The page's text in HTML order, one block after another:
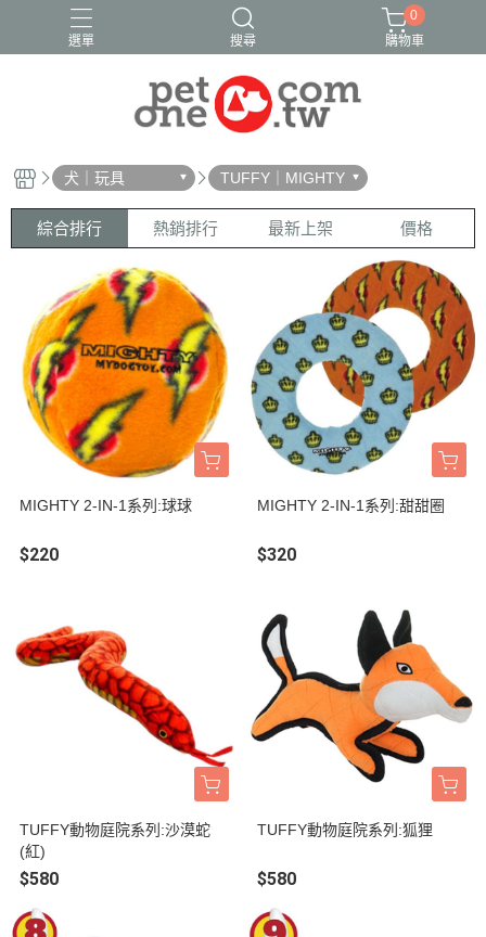
選單 搜尋
0
購物車
犬｜玩具 TUFFY｜MIGHTY
綜合排行 熱銷排行 最新上架 價格
MIGHTY 2-IN-1系列:球球
$220
MIGHTY 2-IN-1系列:甜甜圈
$320
TUFFY動物庭院系列:沙漠蛇
(紅)
$580
TUFFY動物庭院系列:狐狸
$580